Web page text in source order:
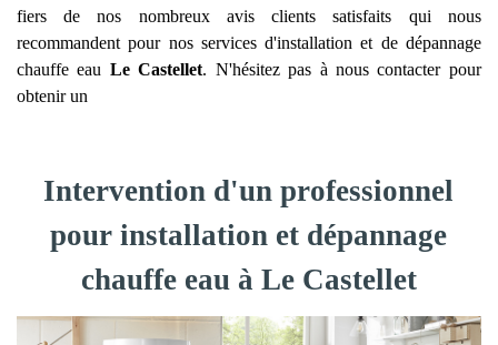
fiers de nos nombreux avis clients satisfaits qui nous
recommandent pour nos services d'installation et de dépannage
chauffe eau Le Castellet. N'hésitez pas à nous contacter pour
obtenir un
Intervention d'un professionnel
pour installation et dépannage
chauffe eau à Le Castellet